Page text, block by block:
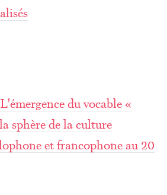
L'émergence du vocable «
sphère de la culture
et francophone au 20